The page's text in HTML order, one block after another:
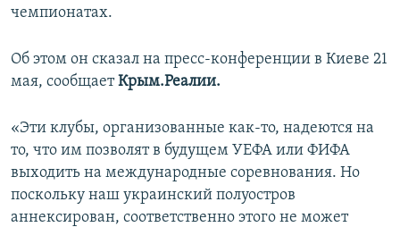
КРЫМ.НЕПОКОРЕННЫЙ
ELIFBE
УКРАИНСКАЯ ПРОБЛЕМА КРЫМА
ПРИСОЕДИНЯЙТЕСЬ!
Все сайты RFE/RL
чемпионатах.
Об этом он сказал на пресс-конференции в Киеве 21
мая, сообщаетКрым.Реалии.
«Эти клубы, организованные как-то, надеются на
то, что им позволят в будущем УЕФА или ФИФА
выходить на международные соревнования. Но
поскольку наш украинский полуостров
аннексирован, соответственно этого не может